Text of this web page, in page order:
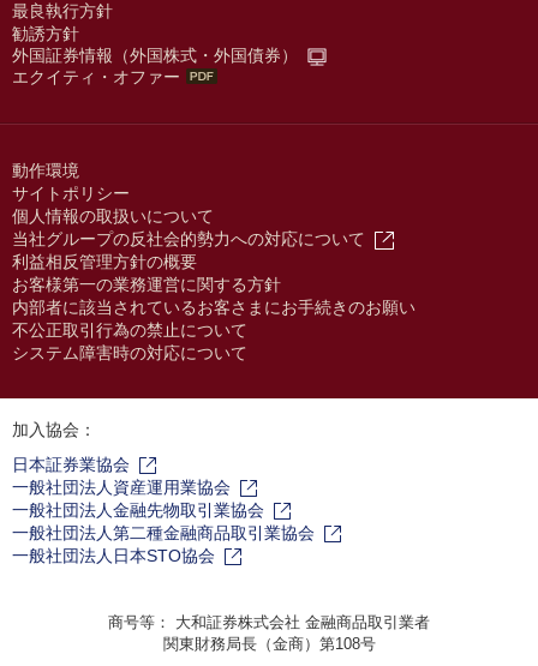
最良執行方針
勧誘方針
外国証券情報（外国株式・外国債券）
エクイティ・オファー
動作環境
サイトポリシー
個人情報の取扱いについて
当社グループの反社会的勢力への対応について
利益相反管理方針の概要
お客様第一の業務運営に関する方針
内部者に該当されているお客さまにお手続きのお願い
不公正取引行為の禁止について
システム障害時の対応について
加入協会：
日本証券業協会
一般社団法人資産運用業協会
一般社団法人金融先物取引業協会
一般社団法人第二種金融商品取引業協会
一般社団法人日本STO協会
商号等： 大和証券株式会社 金融商品取引業者
関東財務局長（金商）第108号